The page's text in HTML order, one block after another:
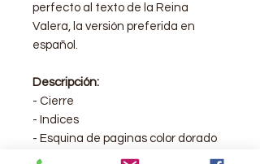
perfecto al texto de la Reina
Valera, la versión preferida en
español.
Descripción:
- Cierre
- Indices
- Esquina de paginas color dorado
-Texto de 14 Pts